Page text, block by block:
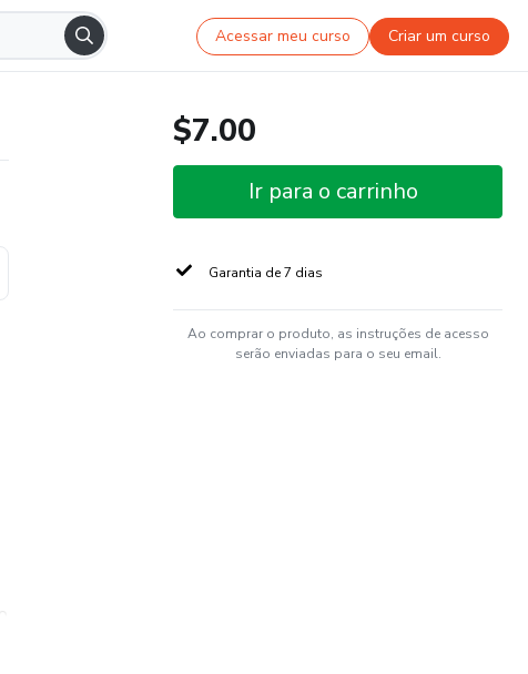
Acessar meu curso Criar um curso
$7.00
Ir para o carrinho
Garantia de 7 dias
Ao comprar o produto, as instruções de acesso
serão enviadas para o seu email.